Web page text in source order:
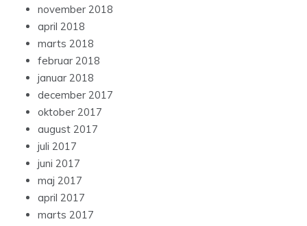
november 2018
april 2018
marts 2018
februar 2018
januar 2018
december 2017
oktober 2017
august 2017
juli 2017
juni 2017
maj 2017
april 2017
marts 2017